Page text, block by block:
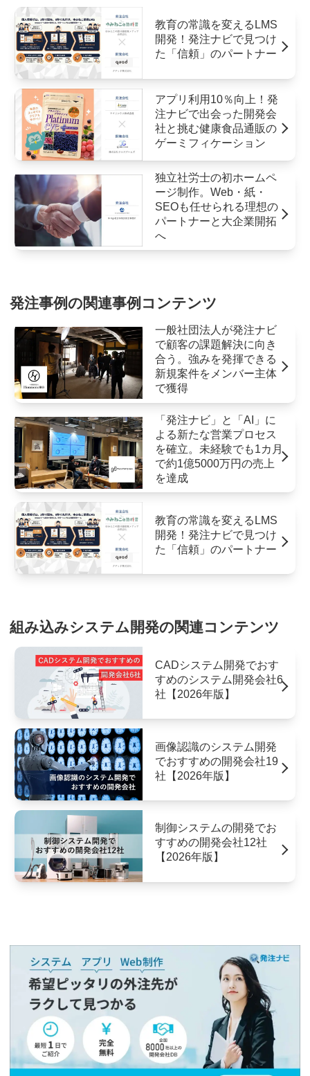
教育の常識を変えるLMS
開発！発注ナビで見つけ
た「信頼」のパートナー
アプリ利用10％向上！発
注ナビで出会った開発会
社と挑む健康食品通販の
ゲーミフィケーション
独立社労士の初ホームペ
ージ制作。Web・紙・
SEOも任せられる理想の
パートナーと大企業開拓
へ
発注事例の関連事例コンテンツ
一般社団法人が発注ナビ
で顧客の課題解決に向き
合う。強みを発揮できる
新規案件をメンバー主体
で獲得
「発注ナビ」と「AI」に
よる新たな営業プロセス
を確立。未経験でも1カ月
で約1億5000万円の売上
を達成
教育の常識を変えるLMS
開発！発注ナビで見つけ
た「信頼」のパートナー
組み込みシステム開発の関連コンテンツ
CADシステム開発でおす
すめのシステム開発会社6
社【2026年版】
画像認識のシステム開発
でおすすめの開発会社19
社【2026年版】
制御システムの開発でお
すすめの開発会社12社
【2026年版】